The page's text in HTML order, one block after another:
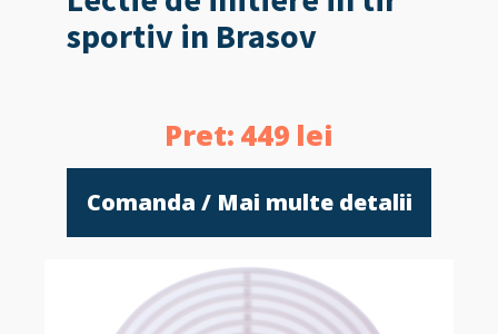
sportiv in Brasov
Pret: 449 lei
Comanda / Mai multe detalii